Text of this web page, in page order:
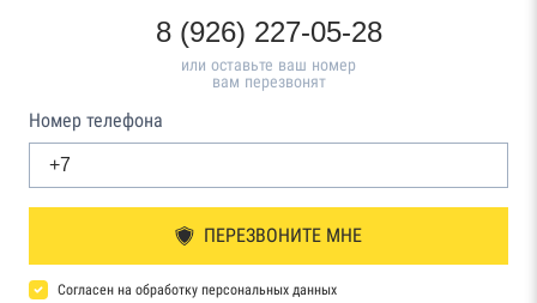
8 (926) 227-05-28
или оставьте ваш номер
вам перезвонят
Номер телефона
ПЕРЕЗВОНИТЕ МНЕ
Согласен на обработку персональных данных